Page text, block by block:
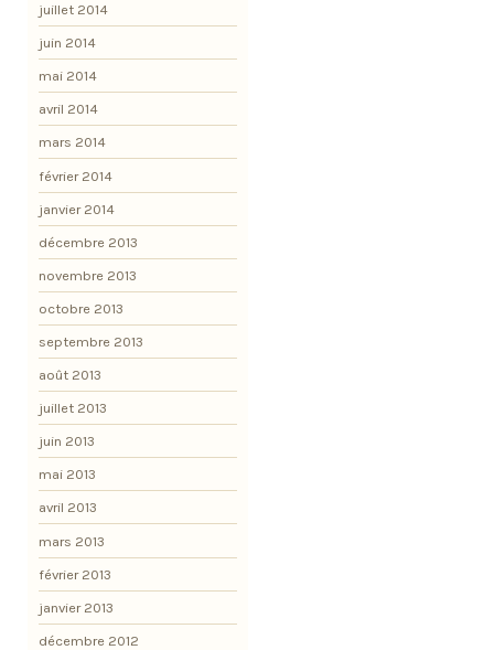
juillet 2014
juin 2014
mai 2014
avril 2014
mars 2014
février 2014
janvier 2014
décembre 2013
novembre 2013
octobre 2013
septembre 2013
août 2013
juillet 2013
juin 2013
mai 2013
avril 2013
mars 2013
février 2013
janvier 2013
décembre 2012